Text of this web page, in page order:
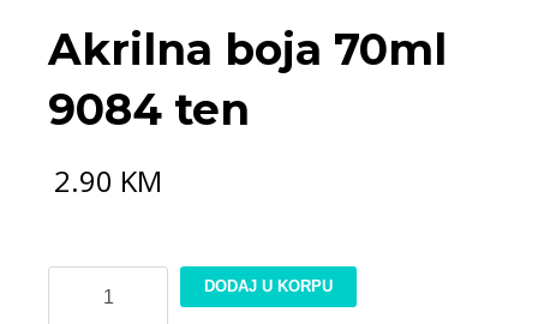
Akrilna boja 70ml
9084 ten
2.90 KM
DODAJ U KORPU